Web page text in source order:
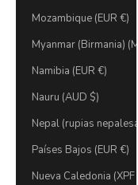
Mozambique (EUR €)
Myanmar (Birmania)
Namibia (EUR €)
Nauru (AUD $)
Nepal (rupias
Países Bajos (EUR €)
Nueva Caledonia (XPF